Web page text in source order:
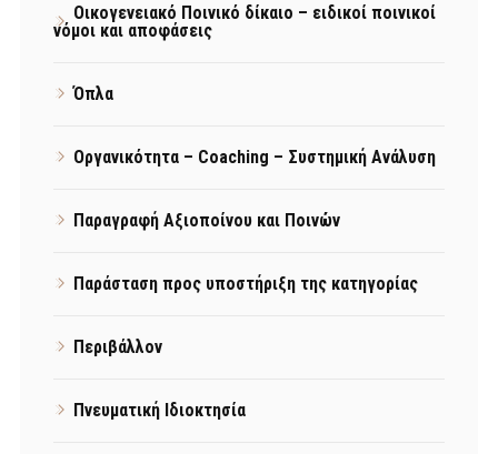
Οικογενειακό Ποινικό δίκαιο – ειδικοί ποινικοί
νόμοι και αποφάσεις
Όπλα
Οργανικότητα – Coaching – Συστημική Ανάλυση
Παραγραφή Αξιοποίνου και Ποινών
Παράσταση προς υποστήριξη της κατηγορίας
Περιβάλλον
Πνευματική Ιδιοκτησία